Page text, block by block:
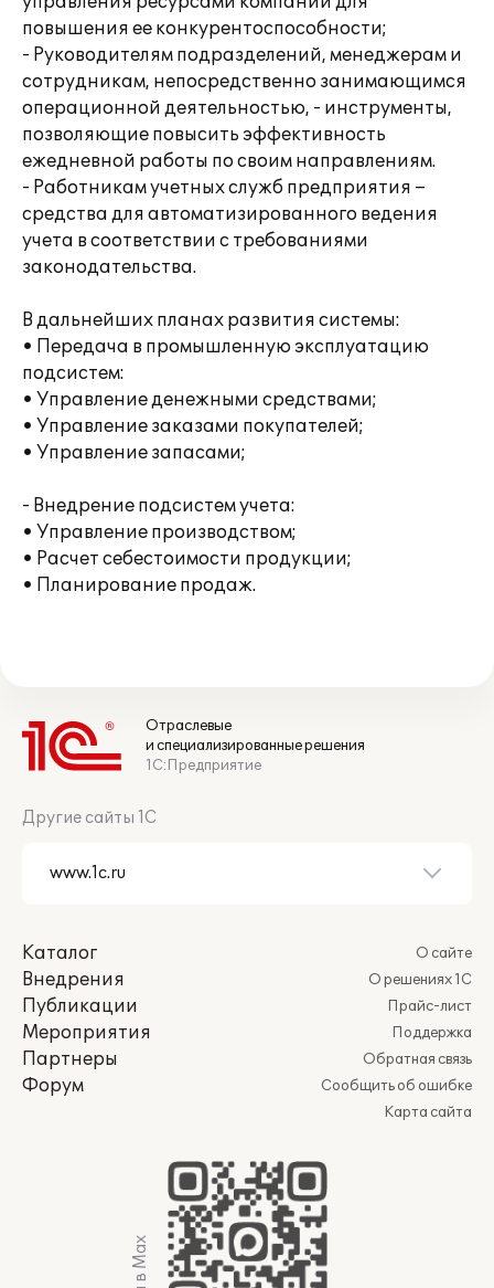
повышения ее конкурентоспособности;
- Руководителям подразделений, менеджерам и
сотрудникам, непосредственно занимающимся
операционной деятельностью, - инструменты,
позволяющие повысить эффективность
ежедневной работы по своим направлениям.
- Работникам учетных служб предприятия –
средства для автоматизированного ведения
учета в соответствии с требованиями
законодательства.
В дальнейших планах развития системы:
• Передача в промышленную эксплуатацию
подсистем:
• Управление денежными средствами;
• Управление заказами покупателей;
• Управление запасами;
- Внедрение подсистем учета:
• Управление производством;
• Расчет себестоимости продукции;
• Планирование продаж.
Отраслевые
и специализированные решения
1С:Предприятие
Другие сайты 1С
Каталог
Внедрения
Публикации
Мероприятия
Партнеры
Форум
О сайте
О решениях 1С
Прайс-лист
Поддержка
Обратная связь
Сообщить об ошибке
Карта сайта